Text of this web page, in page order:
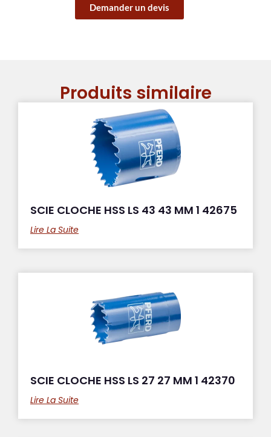
Demander un devis
Produits similaire
SCIE CLOCHE HSS LS 43 43 MM 1 42675
Lire La Suite
SCIE CLOCHE HSS LS 27 27 MM 1 42370
Lire La Suite